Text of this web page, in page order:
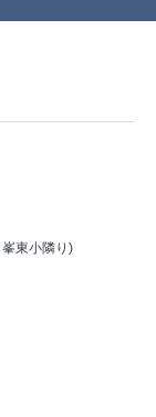
小隣り)